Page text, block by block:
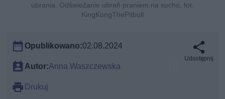
ubrania. Odświeżanie ubrań praniem na sucho, fot.
KingKongThePitbull
Opublikowano:02.08.2024
Autor:Anna Waszczewska
Drukuj
Udostępnij